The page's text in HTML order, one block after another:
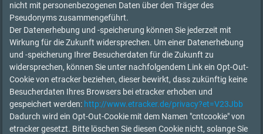
nicht mit personenbezogenen Daten über den Träger des
Pseudonyms zusammengeführt.
Der Datenerhebung und -speicherung können Sie jederzeit mit
Wirkung für die Zukunft widersprechen. Um einer Datenerhebung
und -speicherung Ihrer Besucherdaten für die Zukunft zu
widersprechen, können Sie unter nachfolgendem Link ein Opt-Out-
Cookie von etracker beziehen, dieser bewirkt, dass zukünftig keine
Besucherdaten Ihres Browsers bei etracker erhoben und
gespeichert werden: http://www.etracker.de/privacy?et=V23Jbb
Dadurch wird ein Opt-Out-Cookie mit dem Namen "cntcookie" von
etracker gesetzt. Bitte löschen Sie diesen Cookie nicht, solange Sie